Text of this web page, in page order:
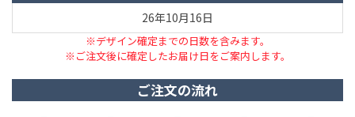
26年10月16日
※デザイン確定までの日数を含みます。
※ご注文後に確定したお届け日をご案内します。
ご注文の流れ